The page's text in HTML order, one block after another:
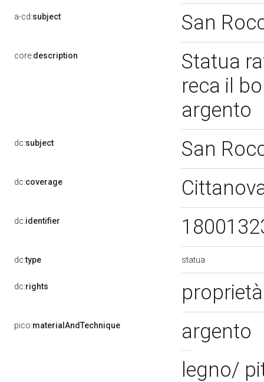
a-cd:subject San
core:description
Statua
reca il
argento
dc:subject San
dc:coverage
dc:identifier
dc:type statua
dc:rights
pico:materialAndTechnique
argento
legno/